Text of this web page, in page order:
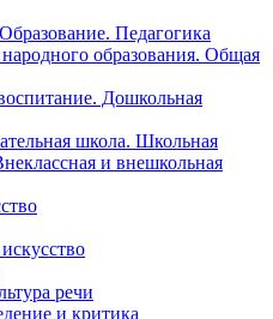
Педагогика
образования. Общая
Дошкольная
школа. Школьная
и внешкольная
речи
и критика